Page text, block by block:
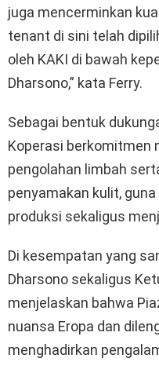
juga mencerminkan
tenant di sini telah
oleh KAKI di bawah
Dharsono,” kata Ferry.
Sebagai bentuk
Koperasi berkomitmen
pengolahan limbah
penyamakan kulit,
produksi sekaligus
Di kesempatan yang
Dharsono sekaligus
menjelaskan bahwa
nuansa Eropa dan
menghadirkan